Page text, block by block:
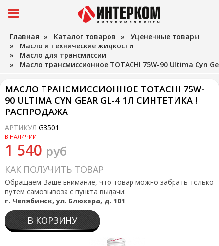
Главная » Каталог товаров » Уцененные товары
» Масло и технические жидкости
» Масло для трансмиссии
» Масло трансмиссионное TOTACHI 75W-90 Ultima Cyn
МАСЛО ТРАНСМИССИОННОЕ TOTACHI 75W-
90 ULTIMA CYN GEAR GL-4 1Л СИНТЕТИКА !
РАСПРОДАЖА
АРТИКУЛ G3501
В НАЛИЧИИ
1 540 руб
КАК ПОЛУЧИТЬ ТОВАР
Обращаем Ваше внимание, что товар можно забрать только
путем самовывоза с пункта выдачи:
г. Челябинск, ул. Блюхера, д. 101
В КОРЗИНУ